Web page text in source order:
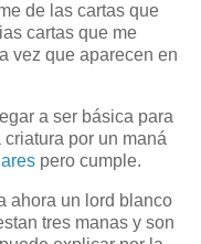
de las cartas que
cartas que me
vez que aparecen en
a ser básica para
por un maná
pero cumple.
ahora un lord blanco
tres manas y son